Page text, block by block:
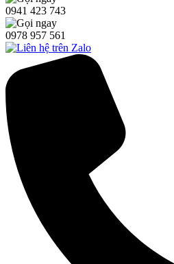
0941 423 743
0978 957 561